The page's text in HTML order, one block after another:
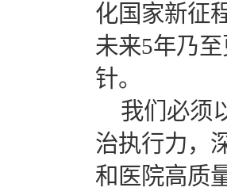
化国家新征
未来5年乃
针。
我们必须
治执行力，
和医院高质